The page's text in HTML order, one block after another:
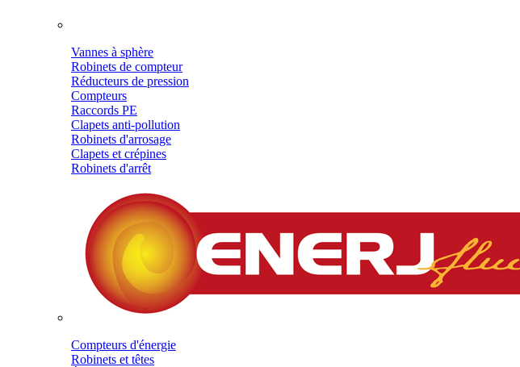
Vannes à sphère
Robinets de compteur
Réducteurs de pression
Compteurs
Raccords PE
Clapets anti-pollution
Robinets d'arrosage
Clapets et crépines
Robinets d'arrêt
Compteurs d'énergie
Robinets et têtes